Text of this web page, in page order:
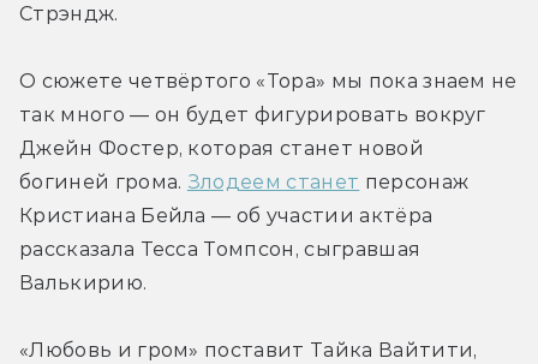
Стрэндж.
О сюжете четвёртого «Тора» мы пока знаем не
так много — он будет фигурировать вокруг
Джейн Фостер, которая станет новой
богиней грома. Злодеем станет персонаж
Кристиана Бейла — об участии актёра
рассказала Тесса Томпсон, сыгравшая
Валькирию.
«Любовь и гром» поставит Тайка Вайтити,